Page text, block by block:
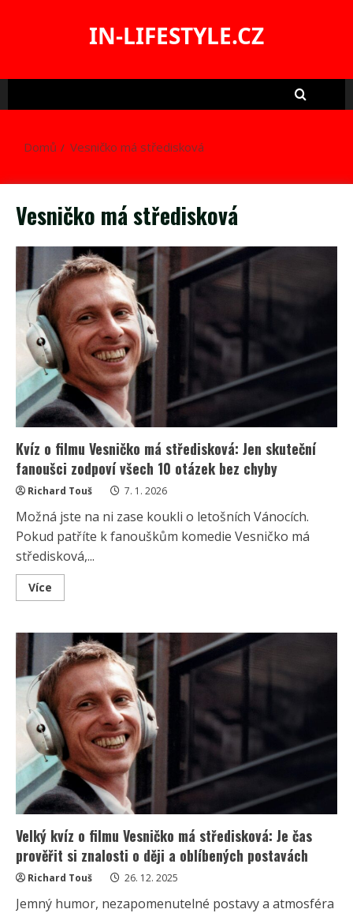
IN-LIFESTYLE.CZ
Domů Vesničko má středisková
Vesničko má středisková
Kvíz o filmu Vesničko má středisková: Jen skuteční
fanoušci zodpoví všech 10 otázek bez chyby
Richard Touš 7. 1. 2026
Možná jste na ni zase koukli o letošních Vánocích.
Pokud patříte k fanouškům komedie Vesničko má
středisková,...
Více
more
o
filmu
Vesničko
má
středisková:
Jen
skuteční
fanoušci
zodpoví
všech
10
otázek
bez
chyby
Velký kvíz o filmu Vesničko má středisková: Je čas
prověřit si znalosti o ději a oblíbených postavách
Richard Touš 26. 12. 2025
Jemný humor, nezapomenutelné postavy a atmosféra